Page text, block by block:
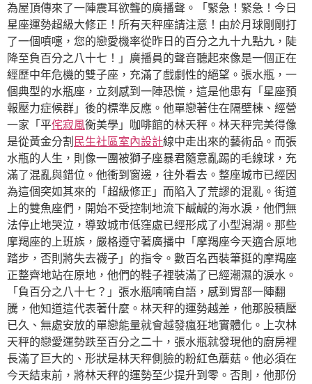
為屋頂傳來了一陣震耳欲聾的廣播聲。「緊急！緊急！今日
星座運勢超級大修正！所有天秤座請注意！由於月球剛剛打
了一個噴嚏，您的戀愛機率從昨日的百分之九十九點九，陡
降至負百分之八十七！」廣播員的聲音聽起來像是一個正在
經歷中年危機的雙子座，充滿了戲劇性的絕望。張水瓶，一
個典型的水瓶座，立刻感到一陣恐慌，這是他患有「星座預
報壓力症候群」後的標準反應。他單戀著住在隔壁棟、經營
一家「平侘寂風衡美學」咖啡館的林天秤。林天秤完美得像
是從黃金分割 民生社區室內設計線中走出來的藝術品。而張
水瓶的人生，則像一團被獅子座暴君隨意亂踢的毛線球，充
滿了混亂與錯位。他衝到窗邊，往外看去。整座城市已經因
為這個突如其來的「超級修正」而陷入了荒謬的混亂。街道
上的雙魚座們，開始不受控制地流下鹹鹹的海水淚，他們無
法停止地哭泣，導致城市低窪處已經形成了小型潟湖。那些
摩羯座的上班族，嚴格遵守著廣播中「摩羯座今天適合原地
踏步，否則將失去襪子」的指令。數百名西裝筆挺的摩羯座
正整齊地站在原地，他們的鞋子裡裝滿了已經潮濕的淚水。
「負百分之八十七？」張水瓶喃喃自語，感到胃部一陣翻
騰，他知道這代表著什麼。林天秤的運勢越差，他那股積壓
已久、無處安放的單戀能量就會越發瘋狂地實體化。上次林
天秤的戀愛運勢跌至百分之二十，張水瓶就發現他的廚房裡
長滿了巨大的、形狀是林天秤側臉的粉紅色蘑菇。他必須在
今天結束前，將林天秤的運勢至少提升到零。否則，他那份